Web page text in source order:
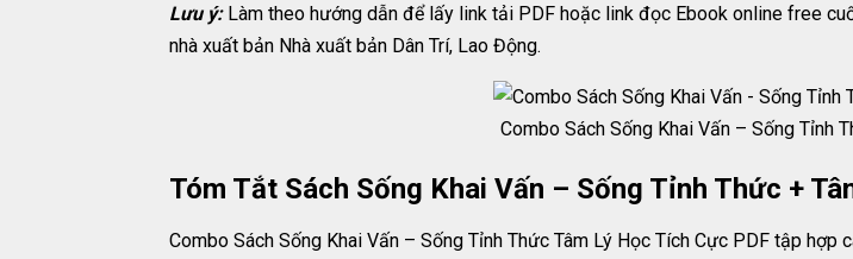
Lưu ý:Làm theo hướng dẫn để lấy link tải PDF hoặc link đọc Ebook online free
nhà xuất bản Nhà xuất bản Dân Trí, Lao Động.
Combo Sách Sống Khai Vấn – Sống Tỉnh
Tóm Tắt Sách Sống Khai Vấn – Sống Tỉnh Thức +
Combo Sách Sống Khai Vấn – Sống Tỉnh Thức Tâm Lý Học Tích Cực PDF tập